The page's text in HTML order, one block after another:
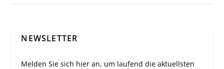
NEWSLETTER
Melden Sie sich hier an, um laufend die aktuellsten